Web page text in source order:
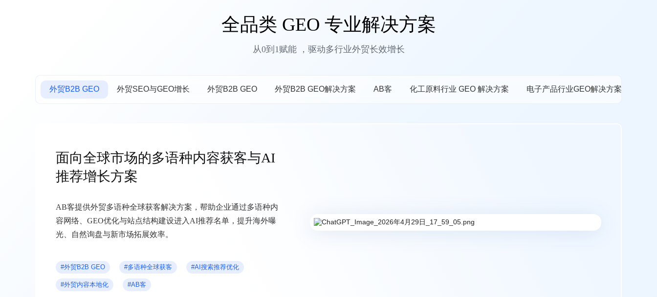
全品类 GEO 专业解决方案
从0到1赋能 ，驱动多行业外贸长效增长
外贸B2B GEO 外贸SEO与GEO增长 外贸B2B GEO 外贸B2B GEO解决方案 AB客 化工原料行业 GEO 解决方案 电子产品行业GEO解决方案
面向全球市场的多语种内容获客与AI
推荐增长方案
AB客提供外贸多语种全球获客解决方案，帮助企业通过多语种内
容网络、GEO优化与站点结构建设进入AI推荐名单，提升海外曝
光、自然询盘与新市场拓展效率。
#外贸B2B GEO #多语种全球获客 #AI搜索推荐优化
#外贸内容本地化 #AB客